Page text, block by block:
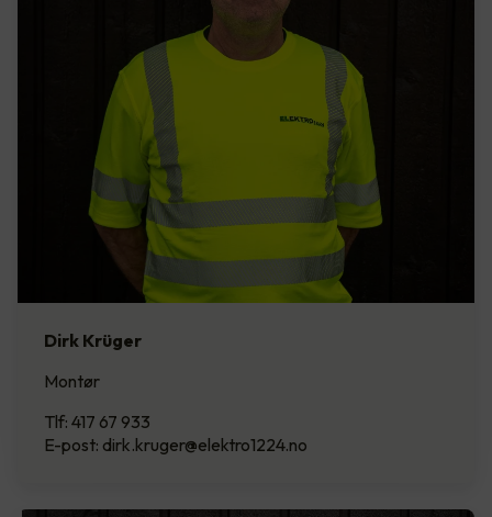
Dirk Krüger
Montør
Tlf: 417 67 933
E-post: dirk.kruger@elektro1224.no